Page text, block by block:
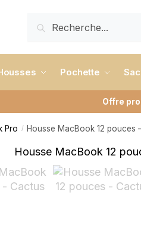
Pochette
Offre
Pro / Housse MacBook 12 pouces